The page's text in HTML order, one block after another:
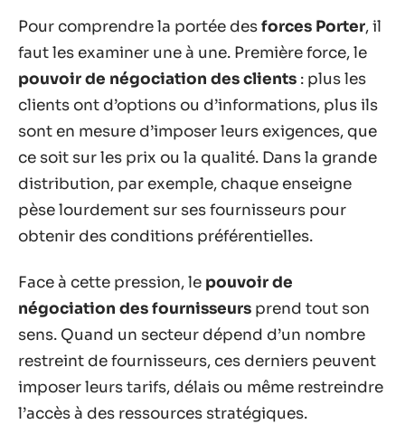
Pour comprendre la portée desforces Porter, il
faut les examiner une à une. Première force, le
pouvoir de négociation des clients : plus les
clients ont d’options ou d’informations, plus ils
sont en mesure d’imposer leurs exigences, que
ce soit sur les prix ou la qualité. Dans la grande
distribution, par exemple, chaque enseigne
pèse lourdement sur ses fournisseurs pour
obtenir des conditions préférentielles.
Face à cette pression, le pouvoir de
négociation des fournisseurs prend tout son
sens. Quand un secteur dépend d’un nombre
restreint de fournisseurs, ces derniers peuvent
imposer leurs tarifs, délais ou même restreindre
l’accès à des ressources stratégiques.